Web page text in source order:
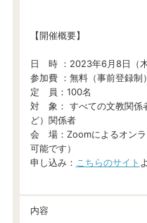
【開催概要】
日 時 ：2023年6月8日（
参加費 ：無料（事前登録制）
定 員：100名
対 象： すべての文教関係
ど）関係者
会 場：Zoomによるオンラ
可能です）
申し込み： こちらのサイト
内容